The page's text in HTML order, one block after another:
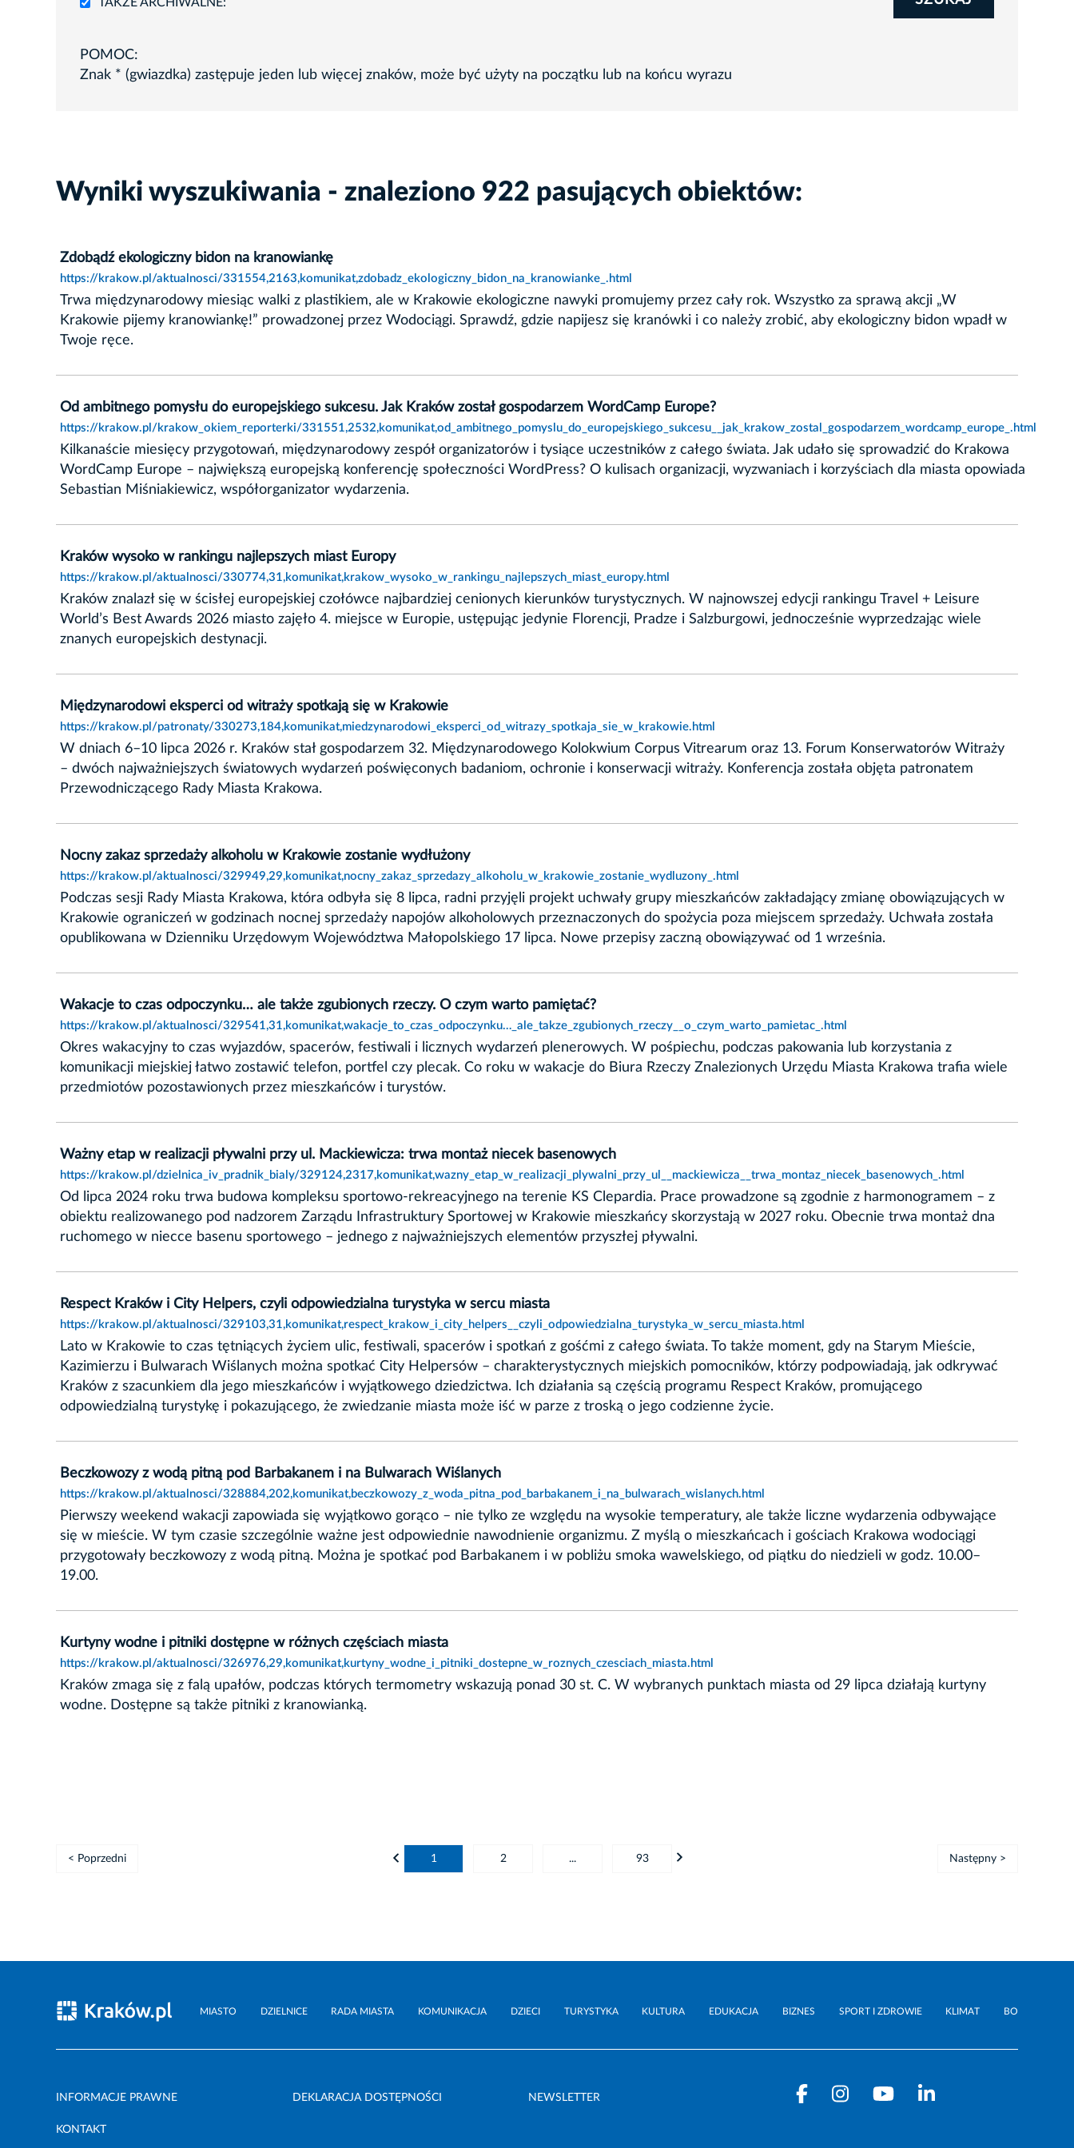
POMOC:
Znak * (gwiazdka) zastępuje jeden lub więcej znaków, może być użyty na początku lub na końcu wyrazu
Wyniki wyszukiwania - znaleziono 922 pasujących obiektów:
Zdobądź ekologiczny bidon na kranowiankę
https://krakow.pl/aktualnosci/331554,2163,komunikat,zdobadz_ekologiczny_bidon_na_kranowianke_.html
Trwa międzynarodowy miesiąc walki z plastikiem, ale w Krakowie ekologiczne nawyki promujemy przez cały rok. Wszystko za sprawą akcji „W
Krakowie pijemy kranowiankę!” prowadzonej przez Wodociągi. Sprawdź, gdzie napijesz się kranówki i co należy zrobić, aby ekologiczny bidon wpadł w
Twoje ręce.
Od ambitnego pomysłu do europejskiego sukcesu. Jak Kraków został gospodarzem WordCamp Europe?
https://krakow.pl/krakow_okiem_reporterki/331551,2532,komunikat,od_ambitnego_pomyslu_do_europejskiego_sukcesu__jak_krakow_zostal_gospodarzem_wordcamp_europe_.html
Kilkanaście miesięcy przygotowań, międzynarodowy zespół organizatorów i tysiące uczestników z całego świata. Jak udało się sprowadzić do Krakowa
WordCamp Europe – największą europejską konferencję społeczności WordPress? O kulisach organizacji, wyzwaniach i korzyściach dla miasta opowiada
Sebastian Miśniakiewicz, współorganizator wydarzenia.
Kraków wysoko w rankingu najlepszych miast Europy
https://krakow.pl/aktualnosci/330774,31,komunikat,krakow_wysoko_w_rankingu_najlepszych_miast_europy.html
Kraków znalazł się w ścisłej europejskiej czołówce najbardziej cenionych kierunków turystycznych. W najnowszej edycji rankingu Travel + Leisure
World’s Best Awards 2026 miasto zajęło 4. miejsce w Europie, ustępując jedynie Florencji, Pradze i Salzburgowi, jednocześnie wyprzedzając wiele
znanych europejskich destynacji.
Międzynarodowi eksperci od witraży spotkają się w Krakowie
https://krakow.pl/patronaty/330273,184,komunikat,miedzynarodowi_eksperci_od_witrazy_spotkaja_sie_w_krakowie.html
W dniach 6–10 lipca 2026 r. Kraków stał gospodarzem 32. Międzynarodowego Kolokwium Corpus Vitrearum oraz 13. Forum Konserwatorów Witraży
– dwóch najważniejszych światowych wydarzeń poświęconych badaniom, ochronie i konserwacji witraży. Konferencja została objęta patronatem
Przewodniczącego Rady Miasta Krakowa.
Nocny zakaz sprzedaży alkoholu w Krakowie zostanie wydłużony
https://krakow.pl/aktualnosci/329949,29,komunikat,nocny_zakaz_sprzedazy_alkoholu_w_krakowie_zostanie_wydluzony_.html
Podczas sesji Rady Miasta Krakowa, która odbyła się 8 lipca, radni przyjęli projekt uchwały grupy mieszkańców zakładający zmianę obowiązujących w
Krakowie ograniczeń w godzinach nocnej sprzedaży napojów alkoholowych przeznaczonych do spożycia poza miejscem sprzedaży. Uchwała została
opublikowana w Dzienniku Urzędowym Województwa Małopolskiego 17 lipca. Nowe przepisy zaczną obowiązywać od 1 września.
Wakacje to czas odpoczynku… ale także zgubionych rzeczy. O czym warto pamiętać?
https://krakow.pl/aktualnosci/329541,31,komunikat,wakacje_to_czas_odpoczynku…_ale_takze_zgubionych_rzeczy__o_czym_warto_pamietac_.html
Okres wakacyjny to czas wyjazdów, spacerów, festiwali i licznych wydarzeń plenerowych. W pośpiechu, podczas pakowania lub korzystania z
komunikacji miejskiej łatwo zostawić telefon, portfel czy plecak. Co roku w wakacje do Biura Rzeczy Znalezionych Urzędu Miasta Krakowa trafia wiele
przedmiotów pozostawionych przez mieszkańców i turystów.
Ważny etap w realizacji pływalni przy ul. Mackiewicza: trwa montaż niecek basenowych
https://krakow.pl/dzielnica_iv_pradnik_bialy/329124,2317,komunikat,wazny_etap_w_realizacji_plywalni_przy_ul__mackiewicza__trwa_montaz_niecek_basenowych_.html
Od lipca 2024 roku trwa budowa kompleksu sportowo-rekreacyjnego na terenie KS Clepardia. Prace prowadzone są zgodnie z harmonogramem – z
obiektu realizowanego pod nadzorem Zarządu Infrastruktury Sportowej w Krakowie mieszkańcy skorzystają w 2027 roku. Obecnie trwa montaż dna
ruchomego w niecce basenu sportowego – jednego z najważniejszych elementów przyszłej pływalni.
Respect Kraków i City Helpers, czyli odpowiedzialna turystyka w sercu miasta
https://krakow.pl/aktualnosci/329103,31,komunikat,respect_krakow_i_city_helpers__czyli_odpowiedzialna_turystyka_w_sercu_miasta.html
Lato w Krakowie to czas tętniących życiem ulic, festiwali, spacerów i spotkań z gośćmi z całego świata. To także moment, gdy na Starym Mieście,
Kazimierzu i Bulwarach Wiślanych można spotkać City Helpersów – charakterystycznych miejskich pomocników, którzy podpowiadają, jak odkrywać
Kraków z szacunkiem dla jego mieszkańców i wyjątkowego dziedzictwa. Ich działania są częścią programu Respect Kraków, promującego
odpowiedzialną turystykę i pokazującego, że zwiedzanie miasta może iść w parze z troską o jego codzienne życie.
Beczkowozy z wodą pitną pod Barbakanem i na Bulwarach Wiślanych
https://krakow.pl/aktualnosci/328884,202,komunikat,beczkowozy_z_woda_pitna_pod_barbakanem_i_na_bulwarach_wislanych.html
Pierwszy weekend wakacji zapowiada się wyjątkowo gorąco – nie tylko ze względu na wysokie temperatury, ale także liczne wydarzenia odbywające
się w mieście. W tym czasie szczególnie ważne jest odpowiednie nawodnienie organizmu. Z myślą o mieszkańcach i gościach Krakowa wodociągi
przygotowały beczkowozy z wodą pitną. Można je spotkać pod Barbakanem i w pobliżu smoka wawelskiego, od piątku do niedzieli w godz. 10.00–
19.00.
Kurtyny wodne i pitniki dostępne w różnych częściach miasta
https://krakow.pl/aktualnosci/326976,29,komunikat,kurtyny_wodne_i_pitniki_dostepne_w_roznych_czesciach_miasta.html
Kraków zmaga się z falą upałów, podczas których termometry wskazują ponad 30 st. C. W wybranych punktach miasta od 29 lipca działają kurtyny
wodne. Dostępne są także pitniki z kranowianką.
< Poprzedni 1 2 ... 93 Następny >
MIASTO DZIELNICE RADA MIASTA KOMUNIKACJA DZIECI TURYSTYKA KULTURA EDUKACJA BIZNES SPORT I ZDROWIE KLIMAT BO
INFORMACJE PRAWNE DEKLARACJA DOSTĘPNOŚCI NEWSLETTER
KONTAKT